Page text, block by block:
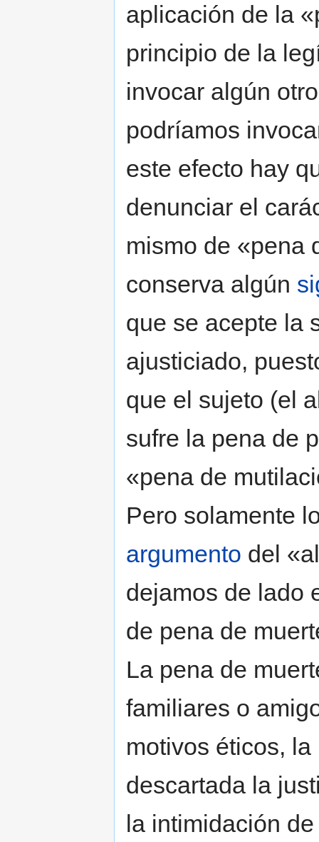
aplicación de la
principio de la
invocar algún
podríamos
este efecto hay
denunciar el
mismo de «pena
conserva algún
que se acepte la
ajusticiado,
que el sujeto (el
sufre la pena de
«pena de
Pero solamente
argumento del
dejamos de lado
de pena de
La pena de
familiares o
motivos éticos,
descartada la
la intimidación